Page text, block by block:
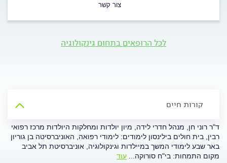
צור קשר
לכל הרופאים בתחום גינקולוגיה
קורות חיים
ד"ר רוני חן, מנהל חדרי לידה, מיון יולדות ומחלקות היולדות מרכז רפואי
רבין, בית חולים בילינסון לימודים: לימודי רפואה, האוניברסיטה בן גוריון
באר שבע לימודי המשך במיילדות וגינקולוגיה, אוניברסיטת תל אביב
מקום התמחות: בי"ח סורוקה... עוד